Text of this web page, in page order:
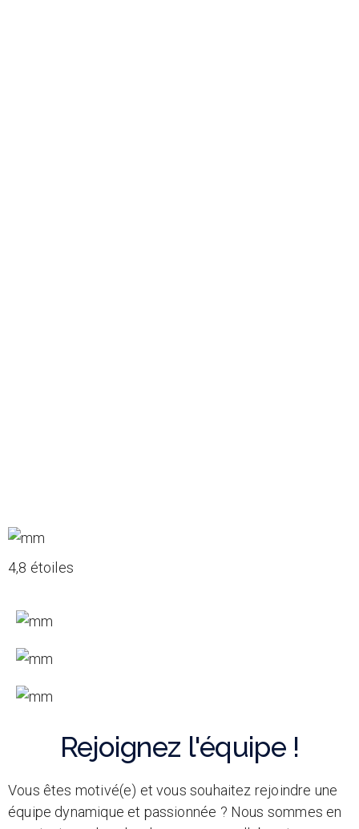
4,8 étoiles
Rejoignez l'équipe !
Vous êtes motivé(e) et vous souhaitez rejoindre une
équipe dynamique et passionnée ? Nous sommes en